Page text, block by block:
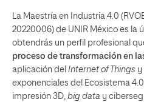
La Maestría en Industria 4.0
20220006) de UNIR México es la
obtendrás un perfil profesional
proceso de transformación en
aplicación del Internet of Things y
exponenciales del Ecosistema
impresión 3D, big data y